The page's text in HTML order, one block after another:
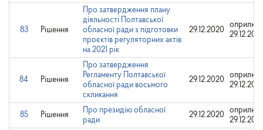
83 Рішення
Про затвердження плану
діяльності Полтавської
обласної ради з підготовки
проєктів регуляторних актів
на 2021 рік
29.12.2020
84 Рішення
Про затвердження
Регламенту Полтавської
обласної ради восьмого
скликання
29.12.2020
85 Рішення
Про президію обласної
ради
29.12.2020